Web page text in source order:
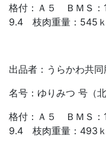
格付：Ａ５ ＢＭＳ
9.4 枝肉重量：545
出品者：うらかわ共
名号：ゆりみつ 号（
格付：Ａ５ ＢＭＳ
9.4 枝肉重量：493